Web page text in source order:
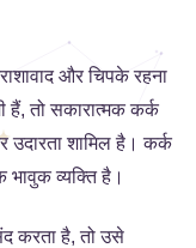
और चिपके रहना
हैं, तो सकारात्मक कर्क
उदारता शामिल है। कर्क
व्यक्ति है।
करता है, तो उसे